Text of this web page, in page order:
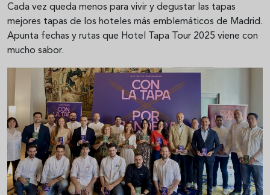
Cada vez queda menos para vivir y degustar las tapas
mejores tapas de los hoteles más emblemáticos de Madrid.
Apunta fechas y rutas que Hotel Tapa Tour 2025 viene con
mucho sabor.